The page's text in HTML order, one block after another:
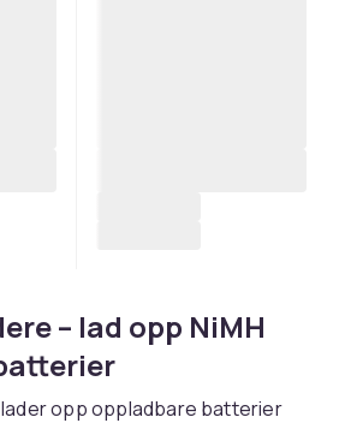
– lad opp NiMH
opp oppladbare batterier